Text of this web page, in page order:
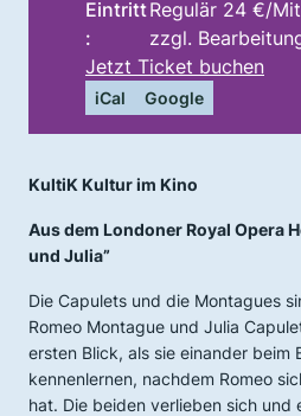
Eintritt
:
Regulär 24 €/
zzgl.
Jetzt Ticket buchen
iCal Google
KultiK Kultur im Kino
Aus dem Londoner Royal Opera
und Julia”
Die Capulets und die Montagues
Romeo Montague und Julia
ersten Blick, als sie einander beim
kennenlernen, nachdem Romeo
hat. Die beiden verlieben sich und